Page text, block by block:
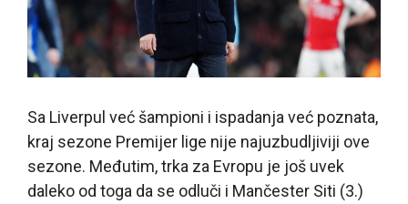
Sa Liverpul već šampioni i ispadanja već poznata,
kraj sezone Premijer lige nije najuzbudljiviji ove
sezone. Međutim, trka za Evropu je još uvek
daleko od toga da se odluči i Mančester Siti (3.)